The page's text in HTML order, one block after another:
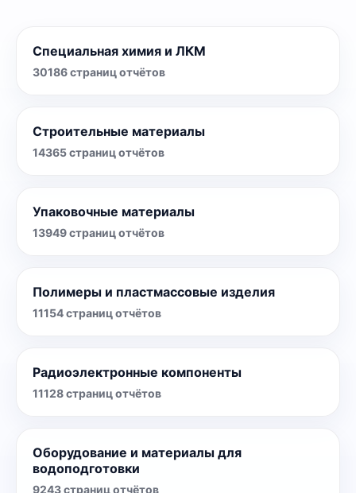
Специальная химия и ЛКМ
30186страниц отчётов
Строительные материалы
14365страниц отчётов
Упаковочные материалы
13949страниц отчётов
Полимеры и пластмассовые изделия
11154страниц отчётов
Радиоэлектронные компоненты
11128страниц отчётов
Оборудование и материалы для
водоподготовки
9243страниц отчётов